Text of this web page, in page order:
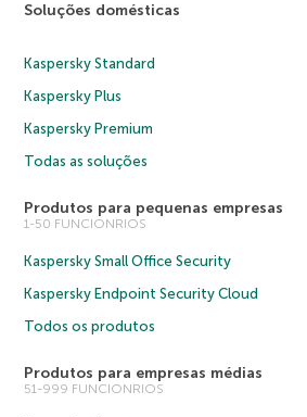
Soluções domésticas
Kaspersky Standard
Kaspersky Plus
Kaspersky Premium
Todas as soluções
Produtos para pequenas empresas
1-50 FUNCIONRIOS
Kaspersky Small Office Security
Kaspersky Endpoint Security Cloud
Todos os produtos
Produtos para empresas médias
51-999 FUNCIONRIOS